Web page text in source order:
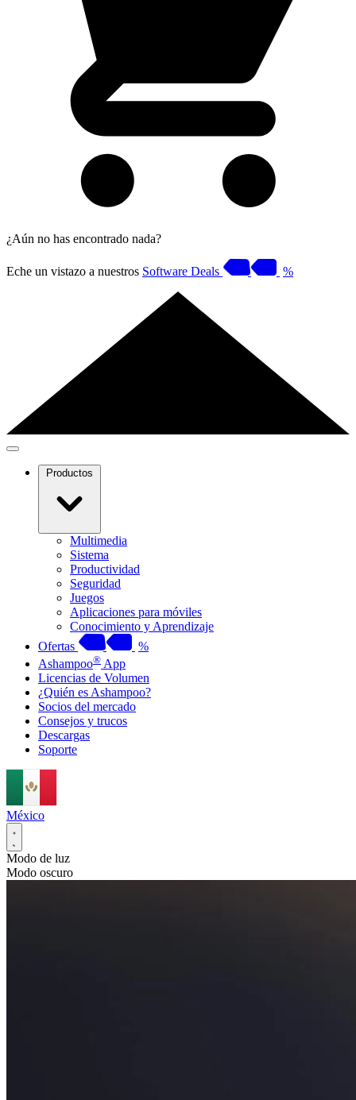
¿Aún no has encontrado nada?
Eche un vistazo a nuestros Software Deals %
Productos
Multimedia
Sistema
Productividad
Seguridad
Juegos
Aplicaciones para móviles
Conocimiento y Aprendizaje
Ofertas
%
Ashampoo® App
Licencias de Volumen
¿Quién es Ashampoo?
Socios del mercado
Consejos y trucos
Descargas
Soporte
México
Modo de luz
Modo oscuro